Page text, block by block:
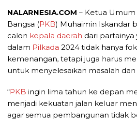
NALARNESIA.COM – Ketua
Bangsa (PKB) Muhaimin Iskandar
calon kepala daerah dari partainya
dalam Pilkada 2024 tidak hanya
kemenangan, tetapi juga harus
untuk menyelesaikan masalah
“PKB ingin lima tahun ke depan
menjadi kekuatan jalan keluar
agar semua pembangunan tidak